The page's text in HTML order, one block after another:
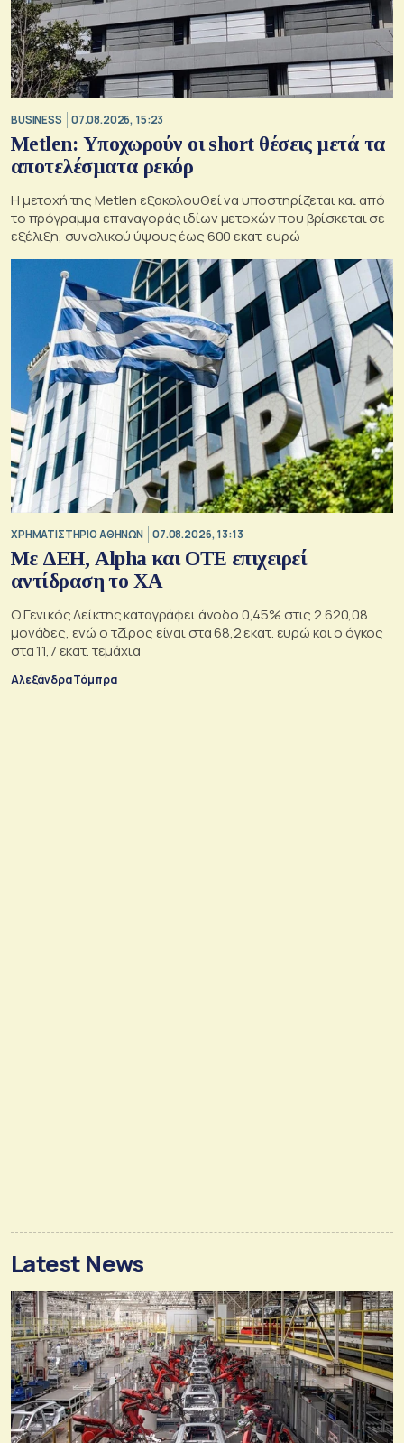
BUSINESS 07.08.2026, 15:23
Metlen: Υποχωρούν οι short θέσεις μετά τα
αποτελέσματα ρεκόρ
Η μετοχή της Metlen εξακολουθεί να υποστηρίζεται και από
το πρόγραμμα επαναγοράς ιδίων μετοχών που βρίσκεται σε
εξέλιξη, συνολικού ύψους έως 600 εκατ. ευρώ
XΡΗΜΑΤΙΣΤΗΡΙΟ ΑΘΗΝΩΝ 07.08.2026, 13:13
Με ΔΕΗ, Alpha και ΟΤΕ επιχειρεί
αντίδραση το ΧΑ
Ο Γενικός Δείκτης καταγράφει άνοδο 0,45% στις 2.620,08
μονάδες, ενώ ο τζίρος είναι στα 68,2 εκατ. ευρώ και ο όγκος
στα 11,7 εκατ. τεμάχια
Αλεξάνδρα Τόμπρα
Latest News